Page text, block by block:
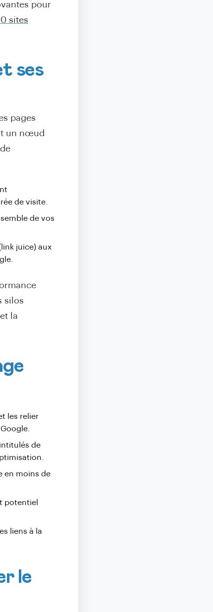
pour
sites
ses
pages
un nœud
de visite
de vos
juice) aux
silos
la
les relier
de
en moins de
potentiel
liens à la
le